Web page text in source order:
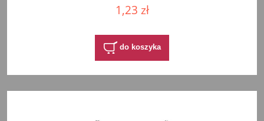
1,23 zł
do koszyka